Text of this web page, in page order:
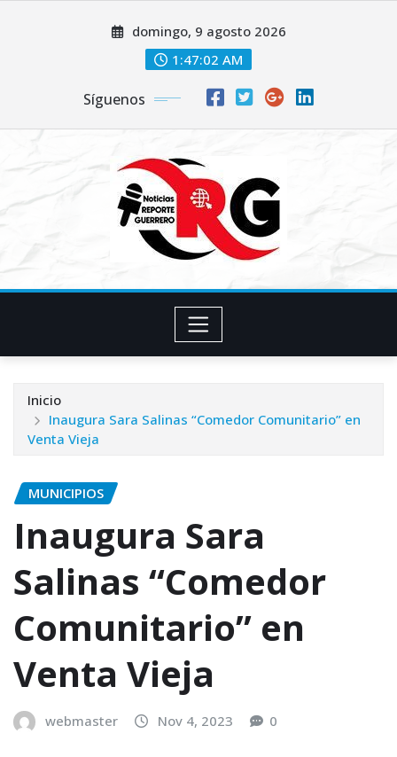
domingo, 9 agosto 2026
1:47:03 AM
Síguenos
Inicio
Inaugura Sara Salinas “Comedor Comunitario” en
Venta Vieja
MUNICIPIOS
Inaugura Sara
Salinas “Comedor
Comunitario” en
Venta Vieja
webmaster Nov 4, 2023 0